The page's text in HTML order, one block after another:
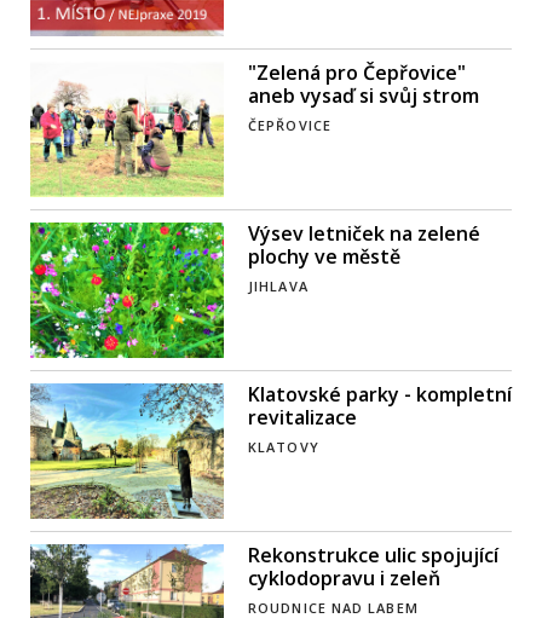
"Zelená pro Čepřovice"
aneb vysaď si svůj strom
ČEPŘOVICE
Výsev letniček na zelené
plochy ve městě
JIHLAVA
Klatovské parky - kompletní
revitalizace
KLATOVY
Rekonstrukce ulic spojující
cyklodopravu i zeleň
ROUDNICE NAD LABEM